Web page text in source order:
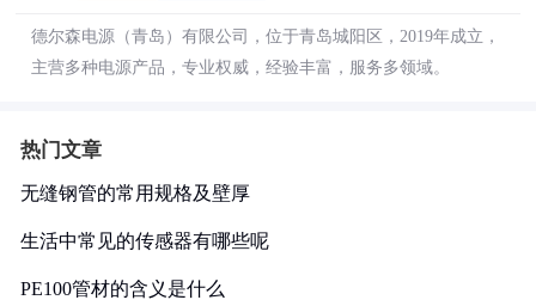
德尔森电源（青岛）有限公司，位于青岛城阳区，2019年成立，
主营多种电源产品，专业权威，经验丰富，服务多领域。
热门文章
无缝钢管的常用规格及壁厚
生活中常见的传感器有哪些呢
PE100管材的含义是什么